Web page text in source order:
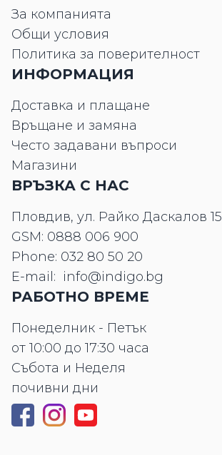
За компанията
Общи условия
Политика за поверителност
ИНФОРМАЦИЯ
Доставка и плащане
Връщане и замяна
Често задавани въпроси
Магазини
ВРЪЗКА С НАС
Пловдив, ул. Райко Даскалов 15
GSM: 0888 006 900
Phone: 032 80 50 20
E-mail: info@indigo.bg
РАБОТНО ВРЕМЕ
Понеделник - Петък
от 10:00 до 17:30 часа
Събота и Неделя
почивни дни